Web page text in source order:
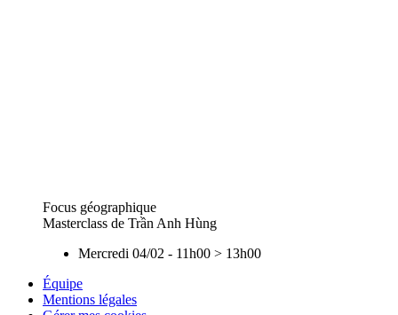
Focus géographique
Masterclass de Trần Anh Hùng
Mercredi 04/02 - 11h00 > 13h00
Équipe
Mentions légales